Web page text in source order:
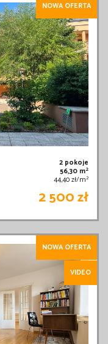
NOWA OFERTA
2 pokoje
56,30 m2
44,40 zł/m2
2 500 zł
NOWA OFERTA
VIDEO